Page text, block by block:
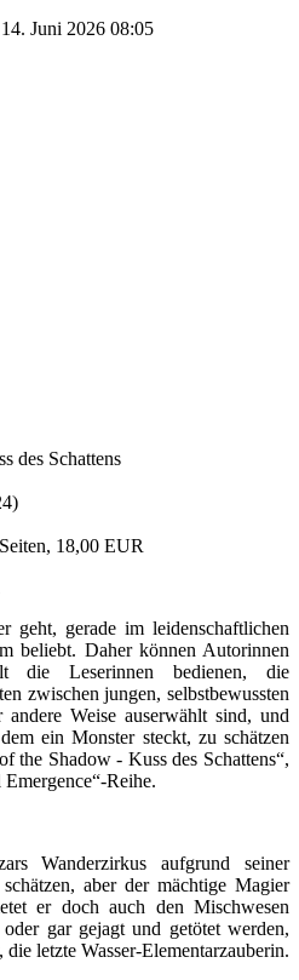
Juni 2026 08:05
des Schattens
18,00 EUR
geht, gerade im leidenschaftlichen
beliebt. Daher können Autorinnen
die Leserinnen bedienen, die
zwischen jungen, selbstbewussten
Weise auserwählt sind, und
ein Monster steckt, zu schätzen
the Shadow - Kuss des Schattens“,
Reihe.
Wanderzirkus aufgrund seiner
aber der mächtige Magier
er doch auch den Mischwesen
gar gejagt und getötet werden,
letzte Wasser-Elementarzauberin.